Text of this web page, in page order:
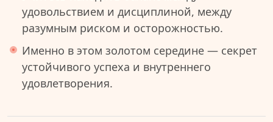
удовольствием и дисциплиной, между
разумным риском и осторожностью.
Именно в этом золотом середине — секрет
устойчивого успеха и внутреннего
удовлетворения.